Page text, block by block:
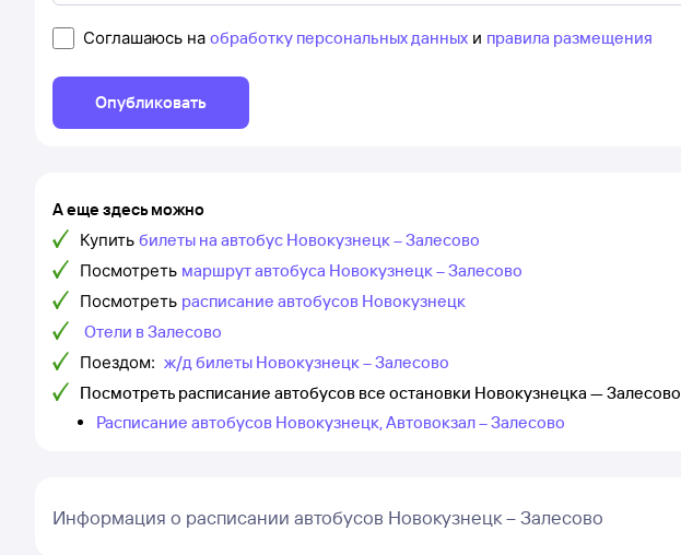
Соглашаюсь на обработку персональных данных и правила размещения
Опубликовать
А еще здесь можно
Купить билеты на автобус Новокузнецк – Залесово
Посмотреть маршрут автобуса Новокузнецк – Залесово
Посмотреть расписание автобусов Новокузнецк
Отели в Залесово
Поездом: ж/д билеты Новокузнецк – Залесово
Посмотреть расписание автобусов все остановки Новокузнецка — Залесово
Расписание автобусов Новокузнецк, Автовокзал – Залесово
Информация о расписании автобусов Новокузнецк – Залесово